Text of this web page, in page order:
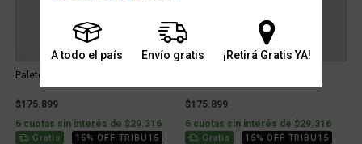
A todo el país Envío gratis ¡Retirá Gratis YA!
Paletero Tenis Joma Pro 713
$175.899
6 cuotas sin interés de $29.316
Gratis 15% OFF TRIBU15
$175.899
6 cuotas sin interés de $29.316
Gratis 15% OFF TRIBU15